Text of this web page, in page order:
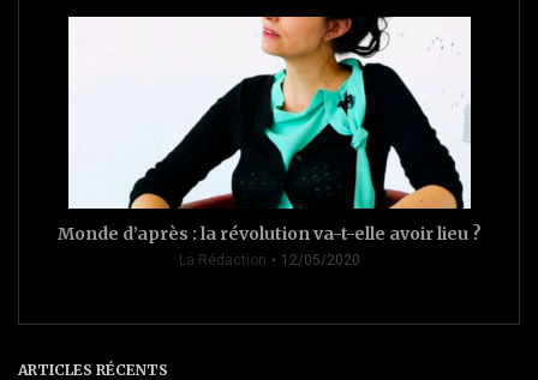
Monde d’après : la révolution va-t-elle avoir lieu ?
La Rédaction 12/05/2020
ARTICLES RÉCENTS